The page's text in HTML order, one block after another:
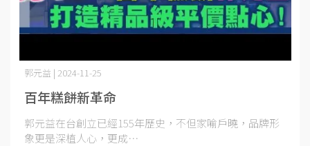
百年糕餅新革命
郭元益 | 2024-11-25
郭元益在台創立已經155年歷史，不但家喻戶曉，品牌形
象更是深植人心，更成⋯